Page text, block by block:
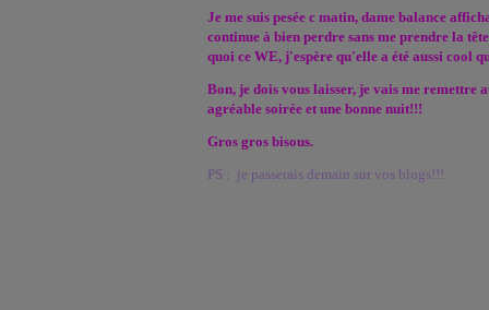
Je me suis pesée c matin, dame balance
continue à bien perdre sans me prendre la
quoi ce WE, j'espère qu'elle a été aussi cool
Bon, je dois vous laisser, je vais me remettre
agréable soirée et une bonne nuit!!!
Gros gros bisous.
PS : je passerais demain sur vos blogs!!!